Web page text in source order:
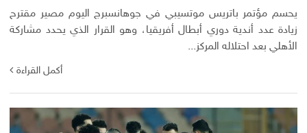
يحسم مؤتمر باتريس موتسيبي في جوهانسبرج اليوم مصير مقترح
زيادة عدد أندية دوري أبطال أفريقيا، وهو القرار الذي يحدد مشاركة
الأهلي بعد احتلاله المركز...
أكمل القراءة